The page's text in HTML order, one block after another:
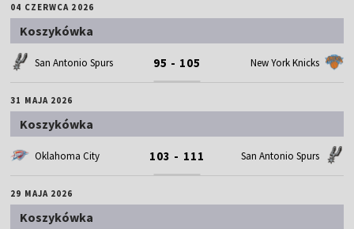
04 CZERWCA 2026
Koszykówka
San Antonio Spurs 95 - 105 New York Knicks
31 MAJA 2026
Koszykówka
Oklahoma City 103 - 111 San Antonio Spurs
29 MAJA 2026
Koszykówka